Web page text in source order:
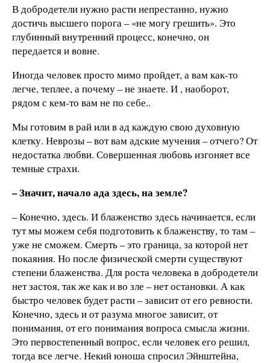
В добродетели нужно расти непрестанно, нужно
достичь высшего порога – «не могу грешить». Это
глубинный внутренний процесс, конечно, он
передается и вовне.
Иногда человек просто мимо пройдет, а вам как-то
легче, теплее, а почему – не знаете. И , наоборот,
рядом с кем-то вам не по себе..
Мы готовим в рай или в ад каждую свою духовную
клетку. Неврозы – вот вам адские мучения – отчего? От
недостатка любви. Совершенная любовь изгоняет все
темные страхи.
– Значит, начало ада здесь, на земле?
– Конечно, здесь. И блаженство здесь начинается, если
тут мы можем себя подготовить к блаженству, то там –
уже не сможем. Смерть – это граница, за которой нет
покаяния. Но после физической смерти существуют
степени блаженства. Для роста человека в добродетели
нет застоя, так же как и во зле – нет остановки. А как
быстро человек будет расти – зависит от его ревности.
Конечно, здесь и от разума многое зависит, от
понимания, от его понимания вопроса смысла жизни.
Это первостепенный вопрос, если человек его решил,
тогда все легче. Некий юноша спросил Эйнштейна,